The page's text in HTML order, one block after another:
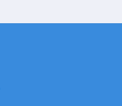
sao